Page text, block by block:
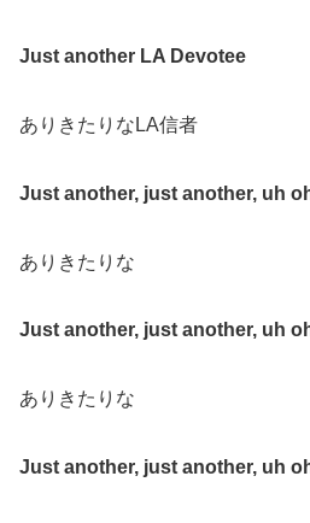
Just another LA Devotee
ありきたりなLA信者
Just another, just another, uh
ありきたりな
Just another, just another, uh
ありきたりな
Just another, just another, uh